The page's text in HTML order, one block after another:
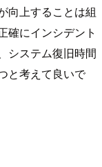
向上することは組
確にインシデント
システム復旧時間
と考えて良いで